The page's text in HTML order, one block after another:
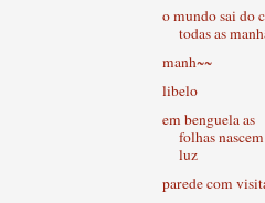
o mundo sai do
todas as
manh~~
libelo
em benguela as
folhas
luz
parede com